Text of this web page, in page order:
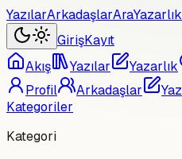
YazılarArkadaşlarAraYazarlık
GirişKayıt
Akış
Yazılar Yazarlık
Profil Arkadaşlar Yaz
Kategoriler
Kategori